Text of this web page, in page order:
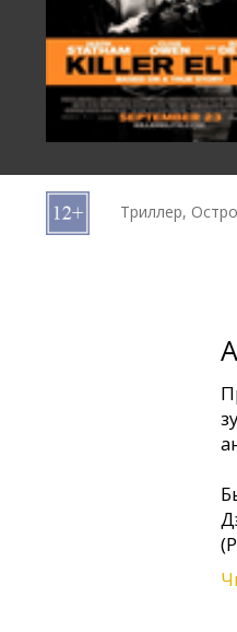
Новости
Подарки
B2B Триллер,